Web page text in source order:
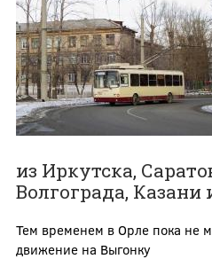
из Иркутска,
Волгограда,
Тем временем в Орле пока не
движение на Выгонку